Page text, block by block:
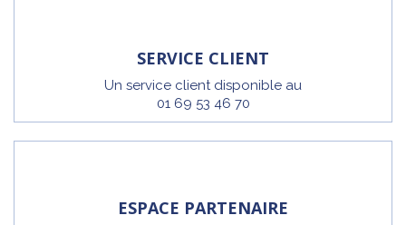
SERVICE CLIENT
Un service client disponible au
01 69 53 46 70
ESPACE PARTENAIRE